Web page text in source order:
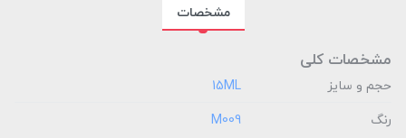
مشخصات
مشخصات کلی
حجم و سایز
‎15ML
رنگ
‎M009